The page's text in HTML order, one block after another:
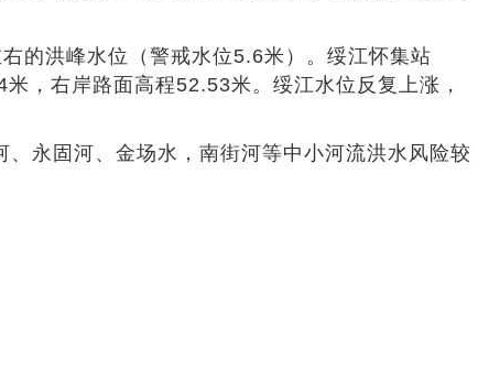
的洪峰水位（警戒水位5.6米）。绥江怀集站
，右岸路面高程52.53米。绥江水位反复上涨，
永固河、金场水，南街河等中小河流洪水风险较